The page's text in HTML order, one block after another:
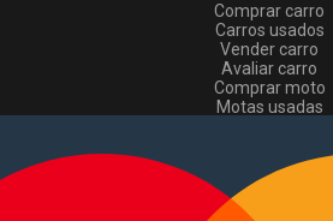
Comprar carro
Carros usados
Vender carro
Avaliar carro
Comprar moto
Motas usadas
Comerciais usados
Vender comerciais
Informações